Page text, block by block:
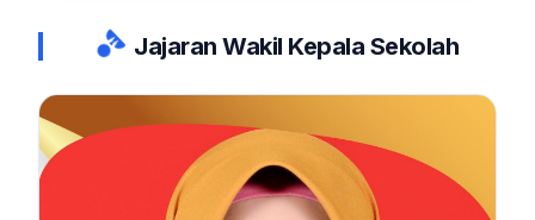
Jajaran Wakil Kepala Sekolah